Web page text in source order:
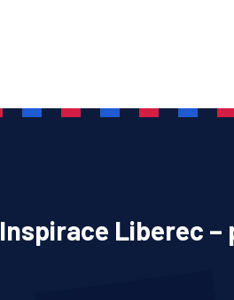
Inspirace Liberec –